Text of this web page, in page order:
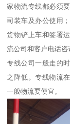
家物流专线都必须
司装车及办公使用
货物铲上车和签署
流公司和客户电话咨
专线公司一般走的
之降低。专线物流
一般物流要便宜。